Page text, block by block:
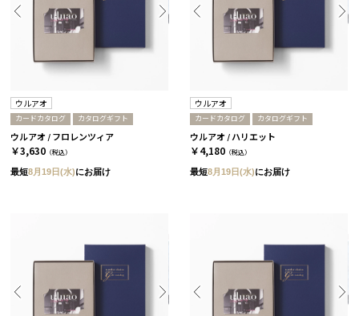
ウルアオ
カードカタログ カタログギフト
ウルアオ / フロレンツィア
￥3,630 （税込）
最短8月19日(水)にお届け
ウルアオ
カードカタログ カタログギフト
ウルアオ / ハリエット
￥4,180 （税込）
最短8月19日(水)にお届け